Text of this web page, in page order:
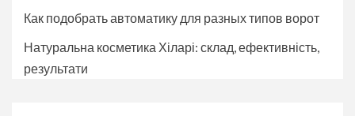
Как подобрать автоматику для разных типов ворот
Натуральна косметика Хіларі: склад, ефективність,
результати